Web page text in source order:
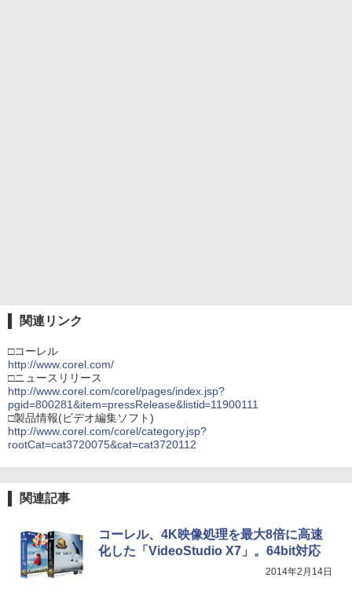
関連リンク
□コーレル
http://www.corel.com/
□ニュースリリース
http://www.corel.com/corel/pages/index.jsp?
pgid=800281&item=pressRelease&listid=11900111
□製品情報(ビデオ編集ソフト)
http://www.corel.com/corel/category.jsp?
rootCat=cat3720075&cat=cat3720112
関連記事
コーレル、4K映像処理を最大8倍に高速
化した「VideoStudio X7」。64bit対応
2014年2月14日